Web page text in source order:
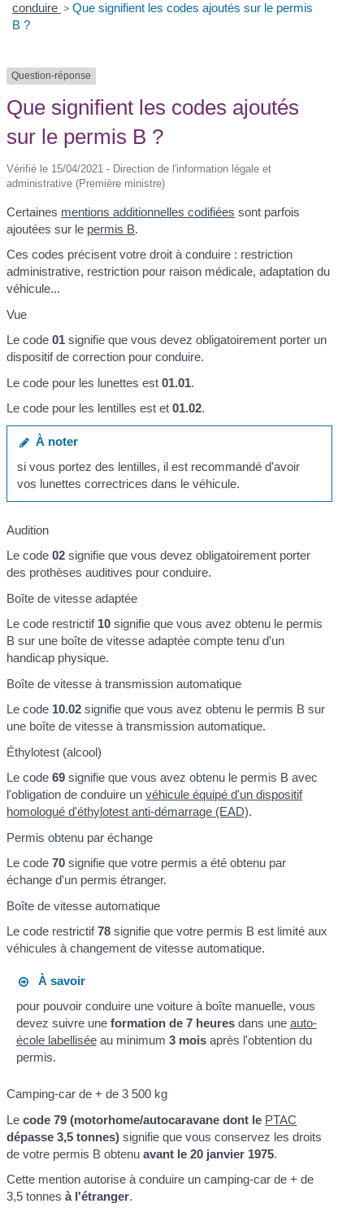
conduire > Que signifient les codes ajoutés sur le permis
B ?
Question-réponse
Que signifient les codes ajoutés
sur le permis B ?
Vérifié le 15/04/2021 - Direction de l'information légale et
administrative (Première ministre)
Certaines mentions additionnelles codifiées sont parfois
ajoutées sur le permis B.
Ces codes précisent votre droit à conduire : restriction
administrative, restriction pour raison médicale, adaptation du
véhicule...
Vue
Le code01 signifie que vous devez obligatoirement porter un
dispositif de correction pour conduire.
Le code pour les lunettes est01.01.
Le code pour les lentilles est et01.02.
À noter
si vous portez des lentilles, il est recommandé d'avoir
vos lunettes correctrices dans le véhicule.
Audition
Le code02 signifie que vous devez obligatoirement porter
des prothèses auditives pour conduire.
Boîte de vitesse adaptée
Le code restrictif 10 signifie que vous avez obtenu le permis
B sur une boîte de vitesse adaptée compte tenu d'un
handicap physique.
Boîte de vitesse à transmission automatique
Le code 10.02 signifie que vous avez obtenu le permis B sur
une boîte de vitesse à transmission automatique.
Éthylotest (alcool)
Le code69 signifie que vous avez obtenu le permis B avec
l'obligation de conduire unvéhicule équipé d'un dispositif
homologué d'éthylotest anti-démarrage (EAD).
Permis obtenu par échange
Le code70 signifie que votre permis a été obtenu par
échange d'un permis étranger.
Boîte de vitesse automatique
Le code restrictif78 signifie que votre permis B est limité aux
véhicules à changement de vitesse automatique.
À savoir
pour pouvoir conduire une voiture à boîte manuelle, vous
devez suivre une formation de 7 heuresdans une auto-
école labelliséeau minimum 3 moisaprès l'obtention du
permis.
Camping-car de + de 3 500 kg
Lecode 79 (motorhome/autocaravane dont le PTAC
dépasse 3,5 tonnes) signifie que vous conservez les droits
de votre permis B obtenuavant le 20 janvier 1975.
Cette mention autorise à conduire un camping-car de + de
3,5 tonnesà l'étranger.